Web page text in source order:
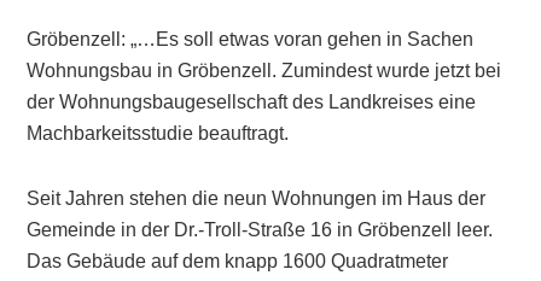
Gröbenzell: „…Es soll etwas voran gehen in Sachen
Wohnungsbau in Gröbenzell. Zumindest wurde jetzt bei
der Wohnungsbaugesellschaft des Landkreises eine
Machbarkeitsstudie beauftragt.
Seit Jahren stehen die neun Wohnungen im Haus der
Gemeinde in der Dr.-Troll-Straße 16 in Gröbenzell leer.
Das Gebäude auf dem knapp 1600 Quadratmeter